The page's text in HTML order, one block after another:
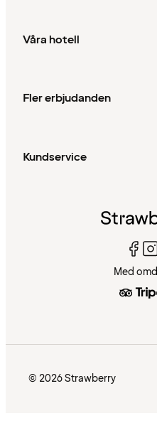
Våra hotell
Fler erbjudanden
Kundservice
Med
© 2026 Strawberry